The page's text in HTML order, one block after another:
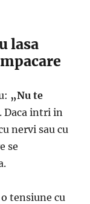
lasa
„Nu te
. Daca intri in
nervi sau cu
se
tensiune cu